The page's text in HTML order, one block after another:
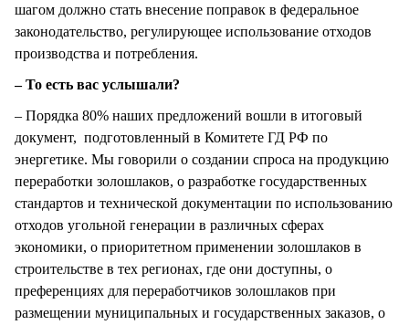
шагом должно стать внесение поправок в федеральное
законодательство, регулирующее использование отходов
производства и потребления.
– То есть вас услышали?
– Порядка 80% наших предложений вошли в итоговый
документ, подготовленный в Комитете ГД РФ по
энергетике. Мы говорили о создании спроса на продукцию
переработки золошлаков, о разработке государственных
стандартов и технической документации по использованию
отходов угольной генерации в различных сферах
экономики, о приоритетном применении золошлаков в
строительстве в тех регионах, где они доступны, о
преференциях для переработчиков золошлаков при
размещении муниципальных и государственных заказов, о